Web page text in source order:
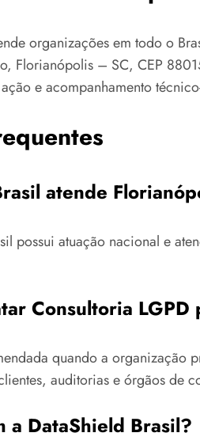
organizações em todo o
Florianópolis – SC, CEP
e acompanhamento
atende
possui atuação nacional e
Consultoria
quando a organização
auditorias e órgãos de
a DataShield Brasil?